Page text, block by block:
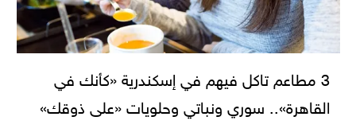
3 مطاعم تاكل فيهم في إسكندرية «كأنك في
القاهرة».. سوري ونباتي وحلويات «على ذوقك»